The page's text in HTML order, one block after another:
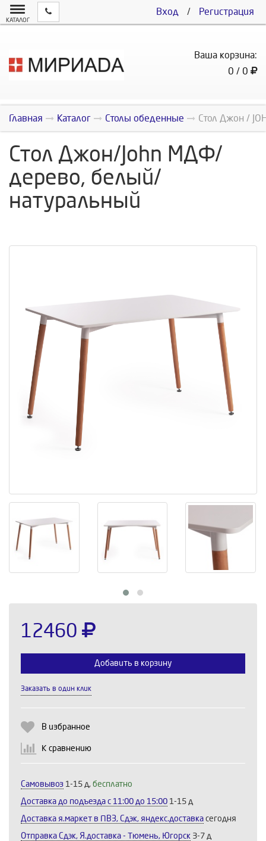
Вход / Регистрация
КАТАЛОГ
Ваша корзина:
0 / 0
Главная Каталог Столы обеденные Стол Джон /
Стол Джон/John МДФ/
дерево, белый/
натуральный
12460
Добавить в корзину
Заказать в один клик
В избранное
К сравнению
Самовывоз 1-15 д, бесплатно
Доставка до подъезда c 11:00 до 15:00 1-15 д
Доставка я.маркет в ПВЗ, Сдэк, яндекс.доставка сегодня
Отправка Сдэк, Я.доставка - Тюмень, Югорск 3-7 д